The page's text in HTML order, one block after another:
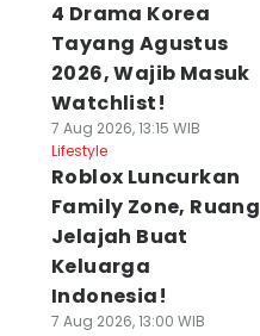
4 Drama Korea
Tayang Agustus
2026, Wajib Masuk
Watchlist!
7 Aug 2026, 13:15 WIB
Lifestyle
Roblox Luncurkan
Family Zone, Ruang
Jelajah Buat
Keluarga
Indonesia!
7 Aug 2026, 13:00 WIB